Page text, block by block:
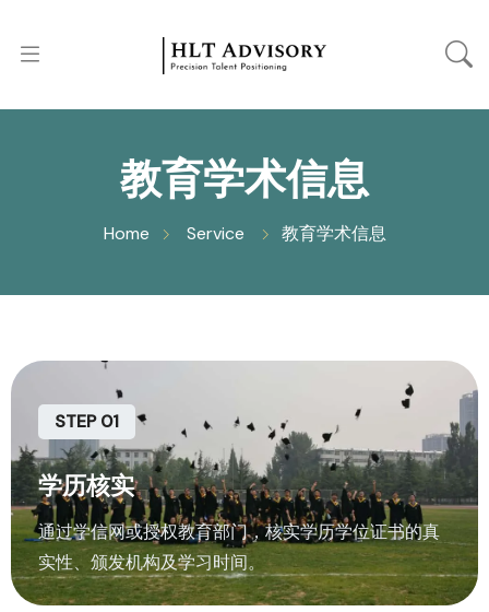
教育学术信息
Home Service 教育学术信息
STEP 01
学历核实
通过学信网或授权教育部门，核实学历学位证书的真
实性、颁发机构及学习时间。